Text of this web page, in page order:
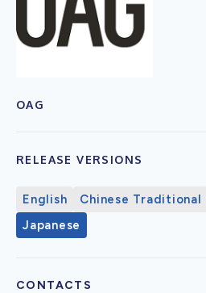
OAG
RELEASE VERSIONS
English Chinese Traditional
Japanese
CONTACTS